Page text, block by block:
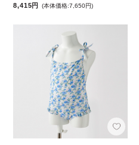
8,415円 (本体価格:7,650円)